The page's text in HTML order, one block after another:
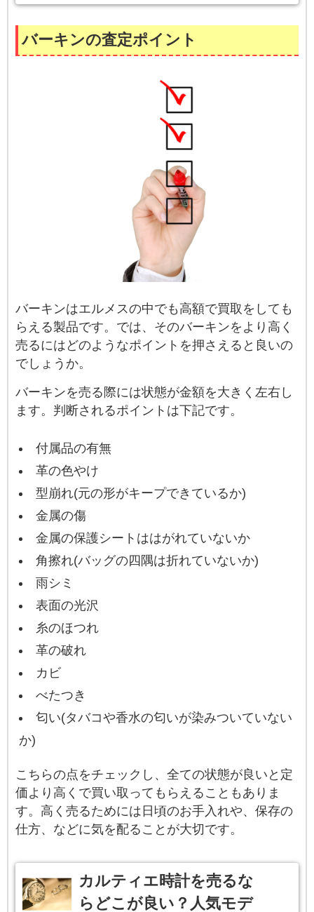
バーキンの査定ポイント
バーキンはエルメスの中でも高額で買取をしても
らえる製品です。では、そのバーキンをより高く
売るにはどのようなポイントを押さえると良いの
でしょうか。
バーキンを売る際には状態が金額を大きく左右し
ます。判断されるポイントは下記です。
付属品の有無
革の色やけ
型崩れ(元の形がキープできているか)
金属の傷
金属の保護シートははがれていないか
角擦れ(バッグの四隅は折れていないか)
雨シミ
表面の光沢
糸のほつれ
革の破れ
カビ
べたつき
匂い(タバコや香水の匂いが染みついていない
か)
こちらの点をチェックし、全ての状態が良いと定
価より高くで買い取ってもらえることもありま
す。高く売るためには日頃のお手入れや、保存の
仕方、などに気を配ることが大切です。
カルティエ時計を売るな
らどこが良い？人気モデ